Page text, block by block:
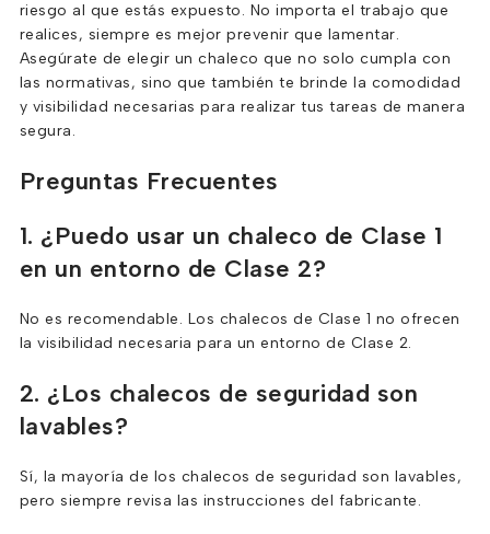
riesgo al que estás expuesto. No importa el trabajo que
realices, siempre es mejor prevenir que lamentar.
Asegúrate de elegir un chaleco que no solo cumpla con
las normativas, sino que también te brinde la comodidad
y visibilidad necesarias para realizar tus tareas de manera
segura.
Preguntas Frecuentes
1. ¿Puedo usar un chaleco de Clase 1
en un entorno de Clase 2?
No es recomendable. Los chalecos de Clase 1 no ofrecen
la visibilidad necesaria para un entorno de Clase 2.
2. ¿Los chalecos de seguridad son
lavables?
Sí, la mayoría de los chalecos de seguridad son lavables,
pero siempre revisa las instrucciones del fabricante.